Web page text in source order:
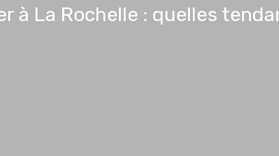
à La Rochelle : quelles